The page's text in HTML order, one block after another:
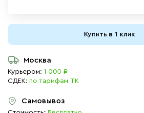
Купить в 1 клик
Москва
Курьером: 1 000 ₽
СДЕК: по тарифам ТК
Самовывоз